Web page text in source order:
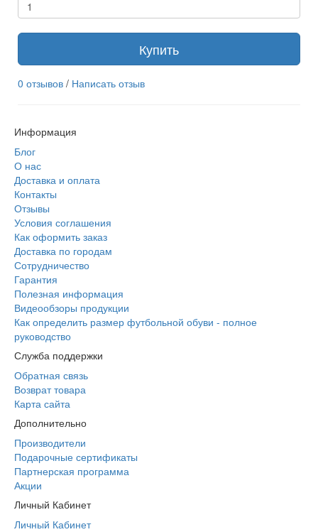
Купить
0 отзывов / Написать отзыв
Информация
Блог
О нас
Доставка и оплата
Контакты
Отзывы
Условия соглашения
Как оформить заказ
Доставка по городам
Сотрудничество
Гарантия
Полезная информация
Видеообзоры продукции
Как определить размер футбольной обуви - полное
руководство
Служба поддержки
Обратная связь
Возврат товара
Карта сайта
Дополнительно
Производители
Подарочные сертификаты
Партнерская программа
Акции
Личный Кабинет
Личный Кабинет